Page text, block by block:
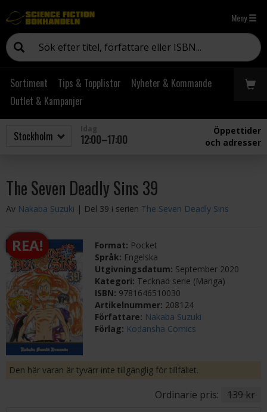
Meny
Sortiment Tips & Topplistor
Nyheter & Kommande
Outlet & Kampanjer
12:00–17:00
Öppettider
och adresser
The Seven Deadly Sins 39
Av Nakaba Suzuki | Del 39 i serien The Seven Deadly Sins
REA! Format: Pocket
Språk: Engelska
Utgivningsdatum: September 2020
Kategori: Tecknad serie (Manga)
ISBN: 9781646510030
Artikelnummer: 208124
Författare: Nakaba Suzuki
Förlag: Kodansha Comics
Den här varan är tyvärr inte tillgänglig för tillfället.
Ordinarie pris: 139 kr